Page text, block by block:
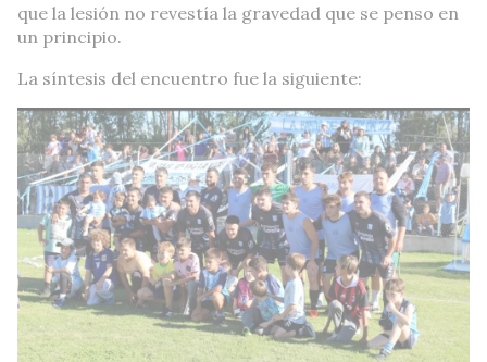
que la lesión no revestía la gravedad que se penso en
un principio.
La síntesis del encuentro fue la siguiente: